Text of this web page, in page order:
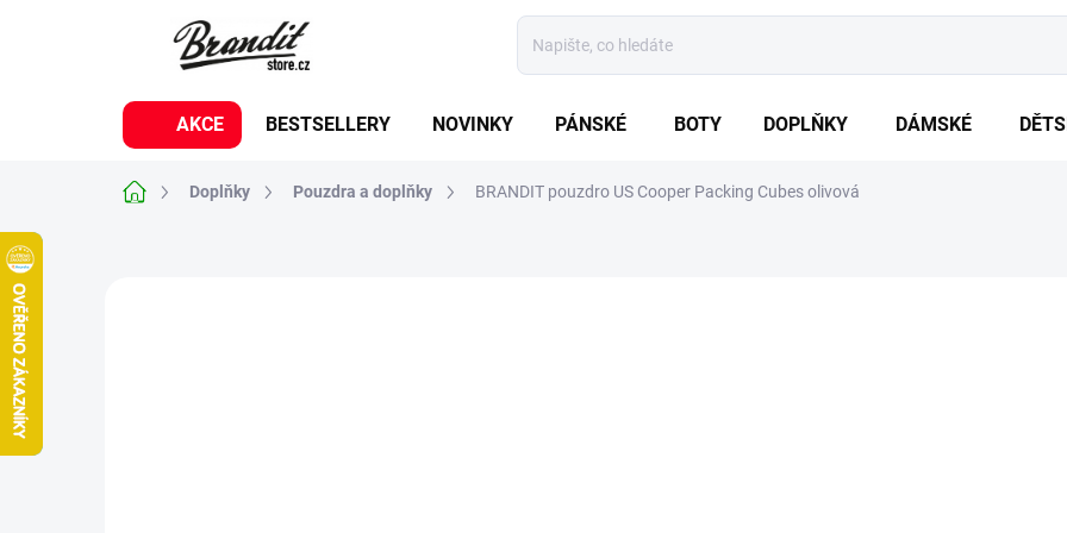
AKCE BESTSELLERY NOVINKY PÁNSKÉ BOTY DOPLŇKY DÁMSKÉ
Domů Doplňky Pouzdra a doplňky BRANDIT pouzdro US Cooper Packing Cubes olivová